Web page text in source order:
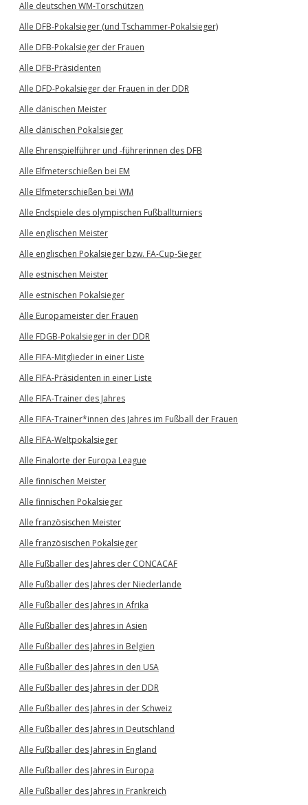
Alle deutschen WM-Torschützen
Alle DFB-Pokalsieger (und Tschammer-Pokalsieger)
Alle DFB-Pokalsieger der Frauen
Alle DFB-Präsidenten
Alle DFD-Pokalsieger der Frauen in der DDR
Alle dänischen Meister
Alle dänischen Pokalsieger
Alle Ehrenspielführer und -führerinnen des DFB
Alle Elfmeterschießen bei EM
Alle Elfmeterschießen bei WM
Alle Endspiele des olympischen Fußballturniers
Alle englischen Meister
Alle englischen Pokalsieger bzw. FA-Cup-Sieger
Alle estnischen Meister
Alle estnischen Pokalsieger
Alle Europameister der Frauen
Alle FDGB-Pokalsieger in der DDR
Alle FIFA-Mitglieder in einer Liste
Alle FIFA-Präsidenten in einer Liste
Alle FIFA-Trainer des Jahres
Alle FIFA-Trainer*innen des Jahres im Fußball der Frauen
Alle FIFA-Weltpokalsieger
Alle Finalorte der Europa League
Alle finnischen Meister
Alle finnischen Pokalsieger
Alle französischen Meister
Alle französischen Pokalsieger
Alle Fußballer des Jahres der CONCACAF
Alle Fußballer des Jahres der Niederlande
Alle Fußballer des Jahres in Afrika
Alle Fußballer des Jahres in Asien
Alle Fußballer des Jahres in Belgien
Alle Fußballer des Jahres in den USA
Alle Fußballer des Jahres in der DDR
Alle Fußballer des Jahres in der Schweiz
Alle Fußballer des Jahres in Deutschland
Alle Fußballer des Jahres in England
Alle Fußballer des Jahres in Europa
Alle Fußballer des Jahres in Frankreich